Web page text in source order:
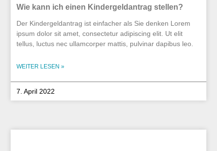
Wie kann ich einen Kindergeldantrag stellen?
Der Kindergeldantrag ist einfacher als Sie denken Lorem
ipsum dolor sit amet, consectetur adipiscing elit. Ut elit
tellus, luctus nec ullamcorper mattis, pulvinar dapibus leo.
WEITER LESEN »
7. April 2022